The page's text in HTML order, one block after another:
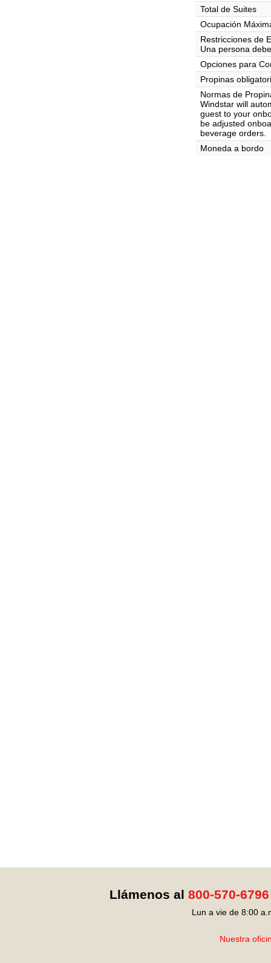
Total de Suites
Ocupación
Restricciones de
Una persona
Opciones para
Propinas
Normas de
Windstar will
guest to your
be adjusted
beverage orders.
Moneda a bordo
Llámenos al 800-570-6796
Lun a vie de 8:00
Nuestra